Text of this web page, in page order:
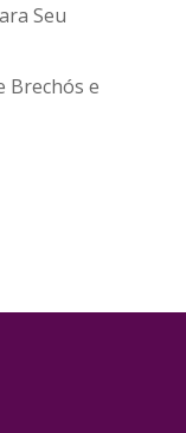
Seu
Brechós e